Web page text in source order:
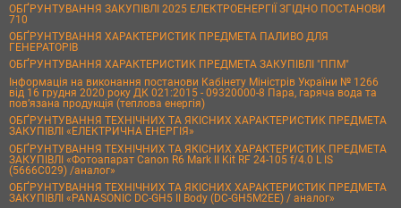
ОБҐРУНТУВАННЯ ЗАКУПІВЛІ 2025 ЕЛЕКТРОЕНЕРГІЇ ЗГІДНО ПОСТАНОВИ
710
ОБҐРУНТУВАННЯ ХАРАКТЕРИСТИК ПРЕДМЕТА ПАЛИВО ДЛЯ
ГЕНЕРАТОРІВ
ОБҐРУНТУВАННЯ ХАРАКТЕРИСТИК ПРЕДМЕТА ЗАКУПІВЛІ "ППМ"
Інформація на виконання постанови Кабінету Міністрів України № 1266
від 16 грудня 2020 року ДК 021:2015 - 09320000-8 Пара, гаряча вода та
пов’язана продукція (теплова енергія)
ОБҐРУНТУВАННЯ ТЕХНІЧНИХ ТА ЯКІСНИХ ХАРАКТЕРИСТИК ПРЕДМЕТА
ЗАКУПІВЛІ «ЕЛЕКТРИЧНА ЕНЕРГІЯ»
ОБҐРУНТУВАННЯ ТЕХНІЧНИХ ТА ЯКІСНИХ ХАРАКТЕРИСТИК ПРЕДМЕТА
ЗАКУПІВЛІ «Фотоапарат Canon R6 Mark II Kit RF 24-105 f/4.0 L IS
(5666C029) /аналог»
ОБҐРУНТУВАННЯ ТЕХНІЧНИХ ТА ЯКІСНИХ ХАРАКТЕРИСТИК ПРЕДМЕТА
ЗАКУПІВЛІ «PANASONIC DC-GH5 II Body (DC-GH5M2EE) / аналог»